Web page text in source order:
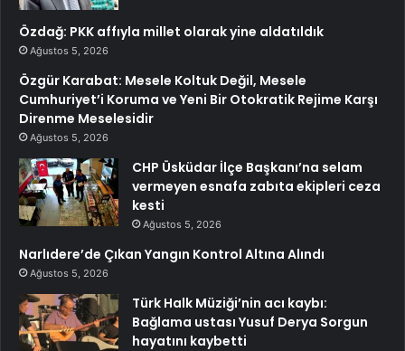
Özdağ: PKK affıyla millet olarak yine aldatıldık
Ağustos 5, 2026
Özgür Karabat: Mesele Koltuk Değil, Mesele
Cumhuriyet’i Koruma ve Yeni Bir Otokratik Rejime Karşı
Direnme Meselesidir
Ağustos 5, 2026
CHP Üsküdar İlçe Başkanı’na selam
vermeyen esnafa zabıta ekipleri ceza
kesti
Ağustos 5, 2026
Narlıdere’de Çıkan Yangın Kontrol Altına Alındı
Ağustos 5, 2026
Türk Halk Müziği’nin acı kaybı:
Bağlama ustası Yusuf Derya Sorgun
hayatını kaybetti